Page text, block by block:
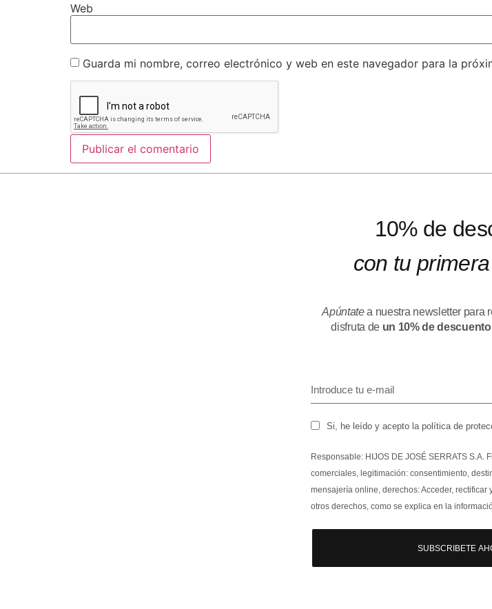
Web
Guarda mi nombre, correo electrónico y web en este navegador para la
10% de
con tu
Apúntatea nuestra newsletter para
disfruta de un 10% de descuento
Si, he leído y acepto la política de
Responsable: HIJOS DE JOSÉ SERRATS S.A.
comerciales, legitimación: consentimiento,
mensajería online, derechos: Acceder, rectificar
otros derechos, como se explica en la
SUBSCRIBETE